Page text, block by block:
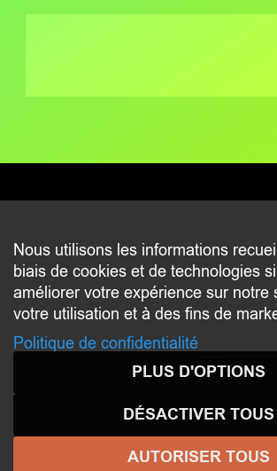
CONTACT
2 beim
L-8058
Nous utilisons les informations
biais de cookies et de technologies
améliorer votre expérience sur notre
votre utilisation et à des fins de
Politique de confidentialité
PLUS D'OPTIONS
DÉSACTIVER TOUS
AUTORISER TOUS